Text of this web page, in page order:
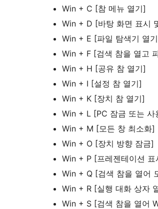
Win + C [참 메뉴 열기]
Win + D [바탕 화면 표시
Win + E [파일 탐색기 열
Win + F [검색 참을 열고
Win + H [공유 참 열기]
Win + I [설정 참 열기]
Win + K [장치 참 열기]
Win + L [PC 잠금 또는 사
Win + M [모든 창 최소화]
Win + O [장치 방향 잠금]
Win + P [프레젠테이션 표
Win + Q [검색 참을 열어
Win + R [실행 대화 상자
Win + S [검색 참을 열어